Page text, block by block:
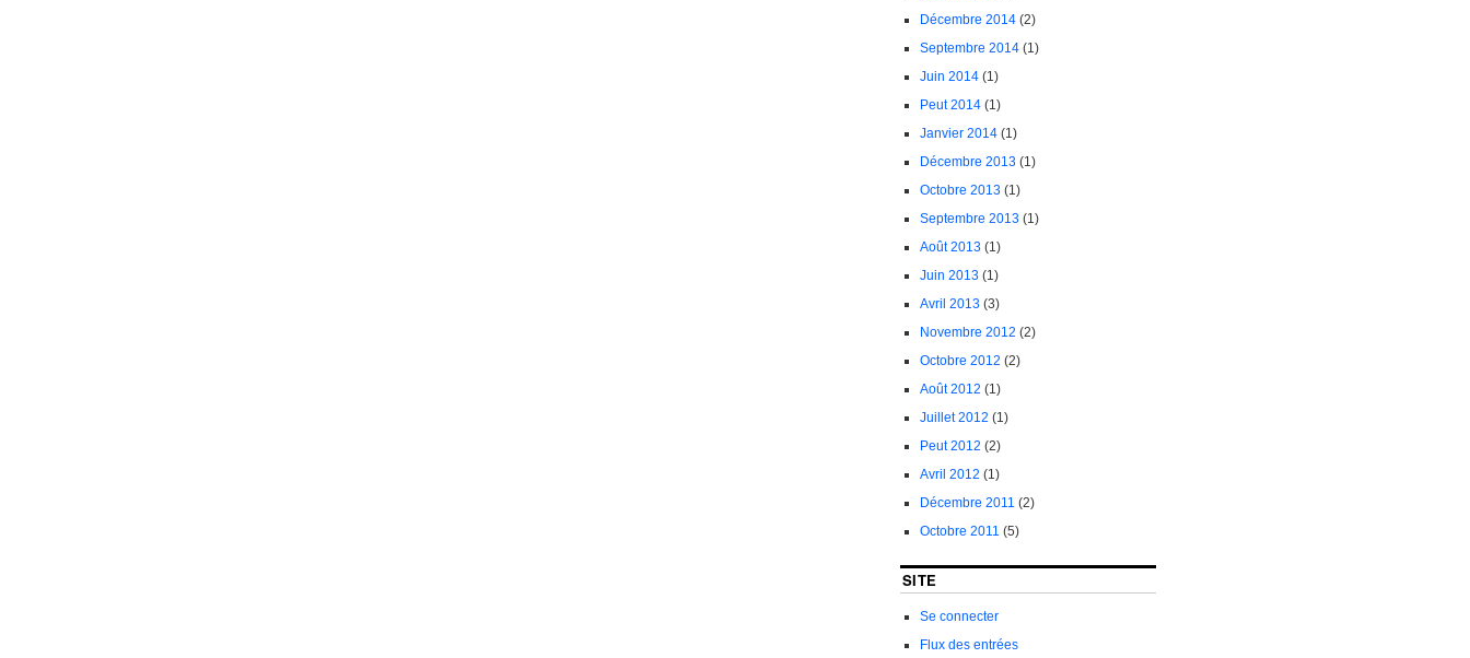
Décembre 2014(2)
Septembre 2014(1)
Juin 2014(1)
Peut 2014(1)
Janvier 2014(1)
Décembre 2013(1)
Octobre 2013(1)
Septembre 2013(1)
Août 2013(1)
Juin 2013(1)
Avril 2013(3)
Novembre 2012 (2)
Octobre 2012 (2)
Août 2012 (1)
Juillet 2012 (1)
Peut 2012 (2)
Avril 2012 (1)
Décembre 2011 (2)
Octobre 2011 (5)
SITE
Se connecter
Flux des entrées